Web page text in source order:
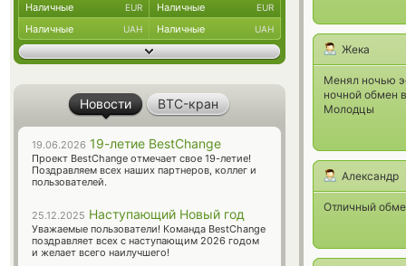
Жека
Менял ночью
ночной обмен
Молодцы
Александр
Отличный
Наличные EUR Наличные EUR
Наличные UAH Наличные UAH
Новости BTC-кран
19.06.2026 19-летие BestChange
Проект BestChange отмечает свое 19-летие!
Поздравляем всех наших партнеров, коллег и
пользователей.
25.12.2025 Наступающий Новый год
Уважаемые пользователи! Команда BestChange
поздравляет всех с наступающим 2026 годом
и желает всего наилучшего!